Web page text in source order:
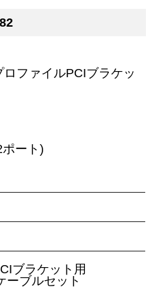
ロファイルPCIブラケッ
ート)
ブラケット用
ーブルセット